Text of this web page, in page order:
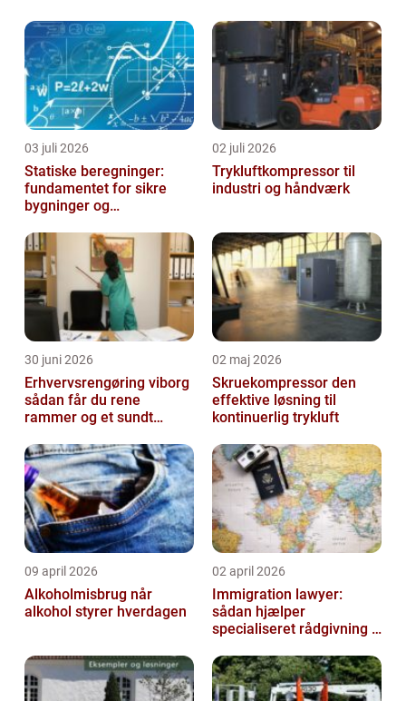
markeder og kunder, hvilket potentielt kan f...
03 juli 2026
Statiske beregninger:
fundamentet for sikre
bygninger og
02 juli 2026
Trykluftkompressor til
industri og håndværk
30 juni 2026
Erhvervsrengøring viborg
sådan får du rene
rammer og et sundt
02 maj 2026
Skruekompressor den
effektive løsning til
kontinuerlig trykluft
09 april 2026
Alkoholmisbrug når
alkohol styrer hverdagen
02 april 2026
Immigration lawyer:
sådan hjælper
specialiseret rådgivning i